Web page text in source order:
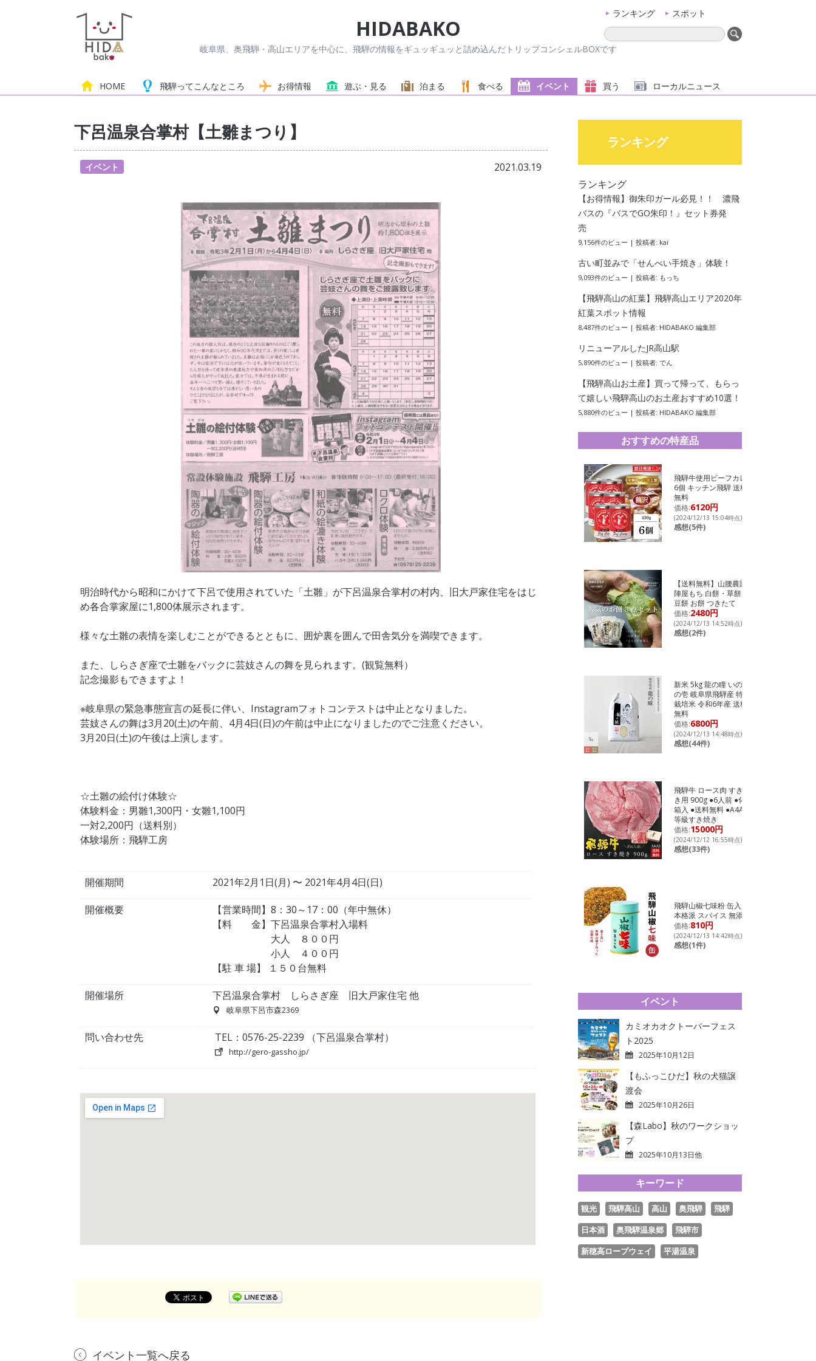
HIDABAKO
岐阜県、奥飛騨・高山エリアを中心に、飛騨の情報をギュッギュッと詰め込んだトリップコンシェルBOXです
HOME 飛騨ってこんなところ お得情報 遊ぶ・見る 泊まる 食べる イベント 買う ローカルニュース
ランキング スポット
下呂温泉合掌村【土雛まつり】
イベント 2021.03.19
明治時代から昭和にかけて下呂で使用されていた「土雛」が下呂温泉合掌村の村内、旧大戸家住宅をはじ
め各合掌家屋に1,800体展示されます。
様々な土雛の表情を楽しむことができるとともに、囲炉裏を囲んで田舎気分を満喫できます。
また、しらさぎ座で土雛をバックに芸妓さんの舞を見られます。(観覧無料）
記念撮影もできますよ！
※岐阜県の緊急事態宣言の延長に伴い、Instagramフォトコンテストは中止となりました。
芸妓さんの舞は3月20(土)の午前、4月4日(日)の午前は中止になりましたのでご注意ください。
3月20日(土)の午後は上演します。
☆土雛の絵付け体験☆
体験料金：男雛1,300円・女雛1,100円
一対2,200円（送料別）
体験場所：飛騨工房
開催期間 2021年2月1日(月) 〜 2021年4月4日(日)
開催概要
【営業時間】8：30～17：00（年中無休）
【料 金】下呂温泉合掌村入場料
大人 ８００円
小人 ４００円
【駐 車 場】 １５０台無料
開催場所 下呂温泉合掌村 しらさぎ座 旧大戸家住宅 他
岐阜県下呂市森2369
問い合わせ先 TEL：0576-25-2239 （下呂温泉合掌村）
http://gero-gassho.jp/
イベント一覧へ戻る
ランキング
ランキング
【お得情報】御朱印ガール必見！！ 濃飛
バスの『バスでGO朱印！』セット券発
売
9,156件のビュー | 投稿者: kai
古い町並みで「せんべい手焼き」体験！
9,093件のビュー | 投稿者: もっち
【飛騨高山の紅葉】飛騨高山エリア2020年
紅葉スポット情報
8,487件のビュー | 投稿者: HIDABAKO 編集部
リニューアルしたJR高山駅
5,890件のビュー | 投稿者: でん
【飛騨高山お土産】買って帰って、もらっ
て嬉しい飛騨高山のお土産おすすめ10選！
5,880件のビュー | 投稿者: HIDABAKO 編集部
おすすめの特産品
飛騨牛使用ビーフカレー
6個 キッチン飛騨 送料
無料
価格:6120円
(2024/12/13 15:04時点)
感想(5件)
【送料無料】山腰農園
陣屋もち 白餅・草餅・
豆餅 お餅 つきたて
価格:2480円
(2024/12/13 14:52時点)
感想(2件)
新米 5kg 龍の瞳 いのち
の壱 岐阜県飛騨産 特別
栽培米 令和6年産 送料
無料
価格:6800円
(2024/12/13 14:48時点)
感想(44件)
飛騨牛 ロース肉 すき焼
き用 900g ●6人前 ●化粧
箱入 ●送料無料 ●A4A5
等級すき焼き
価格:15000円
(2024/12/12 16:55時点)
感想(33件)
飛騨山椒七味粉 缶入り
本格派 スパイス 無添加
価格:810円
(2024/12/13 14:42時点)
感想(1件)
イベント
カミオカオクトーバーフェス
ト2025
2025年10月12日
【もふっこひだ】秋の犬猫譲
渡会
2025年10月26日
【森Labo】秋のワークショッ
プ
2025年10月13日他
キーワード
観光 飛騨高山 高山 奥飛騨
飛騨
日本酒
奥飛騨温泉郷
飛騨市
新穂高ロープウェイ
平湯温泉